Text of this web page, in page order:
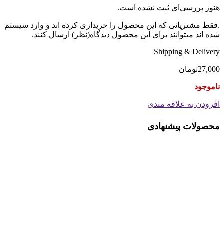
هنوز بررسی‌ای ثبت نشده است.
.فقط مشتریانی که این محصول را خریداری کرده اند و وارد سیستم
شده اند میتوانند برای این محصول دیدگاه(نظر) ارسال کنند.
Shipping & Delivery
27,000تومان
ناموجود
افزودن به علاقه مندی
محصولات پیشنهادی